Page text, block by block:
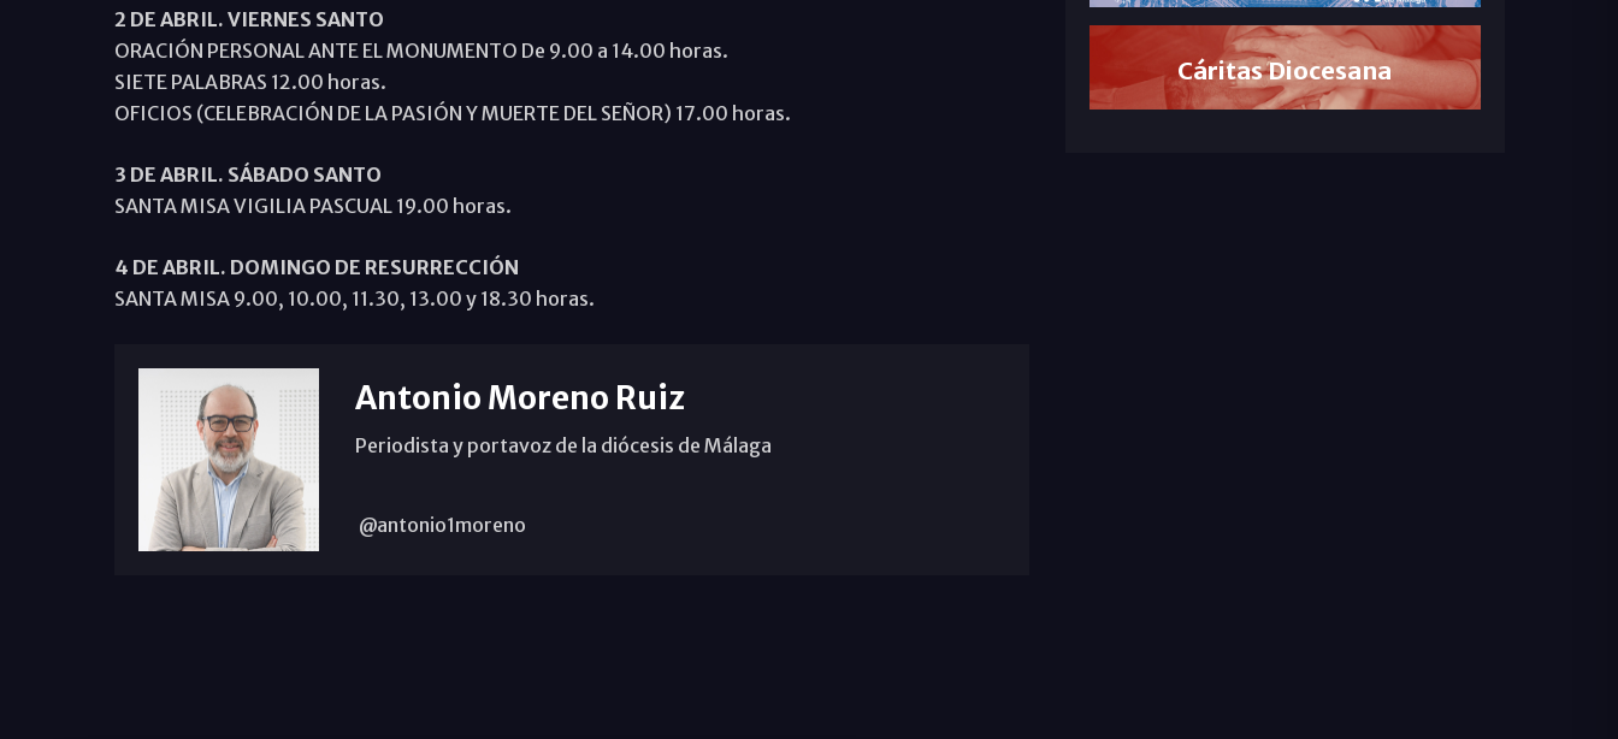
2 DE ABRIL. VIERNES SANTO
ORACIÓN PERSONAL ANTE EL MONUMENTO De 9.00 a 14.00 horas.
SIETE PALABRAS 12.00 horas.
OFICIOS (CELEBRACIÓN DE LA PASIÓN Y MUERTE DEL SEÑOR) 17.00 horas.
3 DE ABRIL. SÁBADO SANTO
SANTA MISA VIGILIA PASCUAL 19.00 horas.
4 DE ABRIL. DOMINGO DE RESURRECCIÓN
SANTA MISA 9.00, 10.00, 11.30, 13.00 y 18.30 horas.
Antonio Moreno Ruiz
Periodista y portavoz de la diócesis de Málaga
@antonio1moreno
Cáritas Diocesana